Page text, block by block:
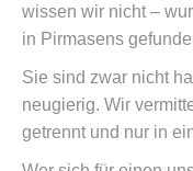
wissen wir nicht –
in Pirmasens
Sie sind zwar nicht
neugierig. Wir
getrennt und nur in